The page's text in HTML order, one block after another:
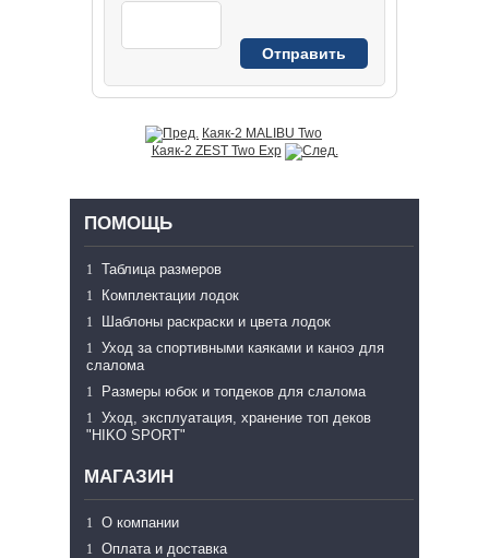
Каяк-2 MALIBU Two
Каяк-2 ZEST Two Exp
ПОМОЩЬ
Таблица размеров
Комплектации лодок
Шаблоны раскраски и цвета лодок
Уход за спортивными каяками и каноэ для
слалома
Размеры юбок и топдеков для слалома
Уход, эксплуатация, хранение топ деков
"HIKO SPORT"
МАГАЗИН
О компании
Оплата и доставка